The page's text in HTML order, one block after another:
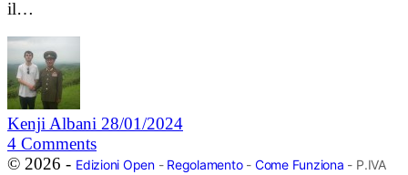
il…
Kenji Albani 28/01/2024
4 Comments
© 2026 - Edizioni Open- Regolamento- Come Funziona - P.IVA